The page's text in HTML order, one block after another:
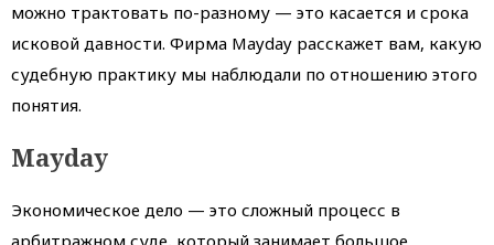
можно трактовать по-разному — это касается и срока
исковой давности. Фирма Mayday расскажет вам, какую
судебную практику мы наблюдали по отношению этого
понятия.
Mayday
Экономическое дело — это сложный процесс в
арбитражном суде, который занимает большое